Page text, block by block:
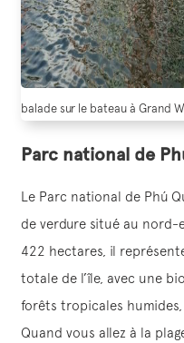
balade sur le bateau à Grand
Parc national de
Le Parc national de Phú
de verdure situé au nord-
422 hectares, il
totale de l’île, avec une
forêts tropicales
Quand vous allez à la